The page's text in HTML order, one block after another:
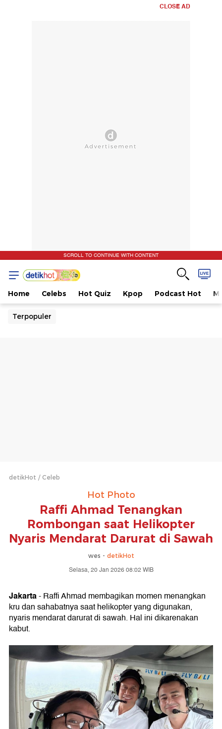
CLOSE AD
SCROLL TO CONTINUE WITH CONTENT
Home Celebs Hot Quiz Kpop Podcast Hot
Terpopuler
detikHot Celeb
Hot Photo
Raffi Ahmad Tenangkan
Rombongan saat Helikopter
Nyaris Mendarat Darurat di Sawah
wes - detikHot
Selasa, 20 Jan 2026 08:02 WIB
Jakarta- Raffi Ahmad membagikan momen menangkan
kru dan sahabatnya saat helikopter yang digunakan,
nyaris mendarat darurat di sawah. Hal ini dikarenakan
kabut.